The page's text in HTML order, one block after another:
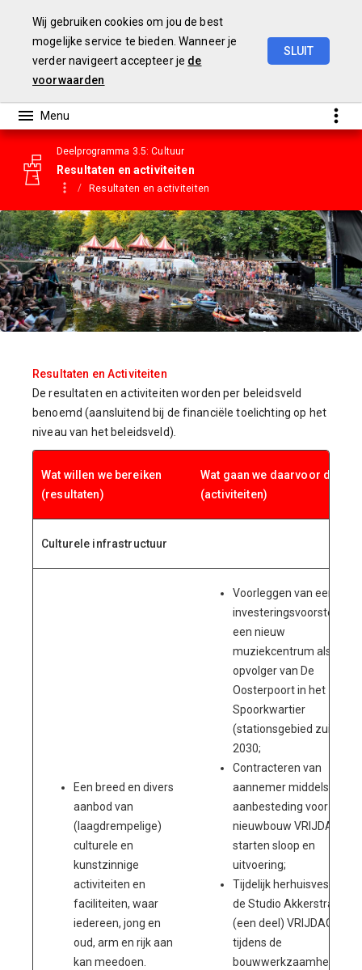
Wij gebruiken cookies om jou de best
mogelijke service te bieden. Wanneer je
verder navigeert accepteer je de
voorwaarden
SLUIT
Deelprogramma 3.5: Cultuur
Resultaten en activiteiten
Resultaten en activiteiten
Resultaten en Activiteiten
De resultaten en activiteiten worden per beleidsveld
benoemd (aansluitend bij de financiële toelichting op het
niveau van het beleidsveld)
Wat willen we bereiken
(resultaten)
Wat gaan we daarvoor doen
(activiteiten)
Culturele infrastructuur
Een breed en divers
aanbod van
(laagdrempelige)
culturele en
kunstzinnige
activiteiten en
faciliteiten, waar
iedereen, jong en
oud, arm en rijk aan
kan meedoen.
Voorleggen van een
investeringsvoorstel voor
een nieuw
muziekcentrum als
opvolger van De
Oosterpoort in het
Spoorkwartier
(stationsgebied zuid) in
2030;
Contracteren van
aannemer middels
aanbesteding voor de
nieuwbouw VRIJDAG en
starten sloop en
uitvoering;
Tijdelijk herhuisvesten in
de Studio Akkerstraat
(een deel) VRIJDAG
tijdens de
bouwwerkzaamheden;